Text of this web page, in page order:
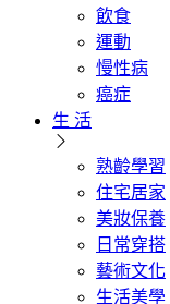
飲食
運動
慢性病
癌症
生 活
熟齡學習
住宅居家
美妝保養
日常穿搭
藝術文化
生活美學